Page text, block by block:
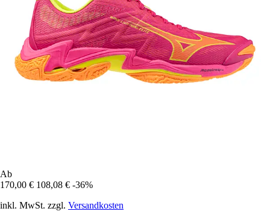
Ab
170,00 € 108,08 € -36%
inkl. MwSt. zzgl. Versandkosten